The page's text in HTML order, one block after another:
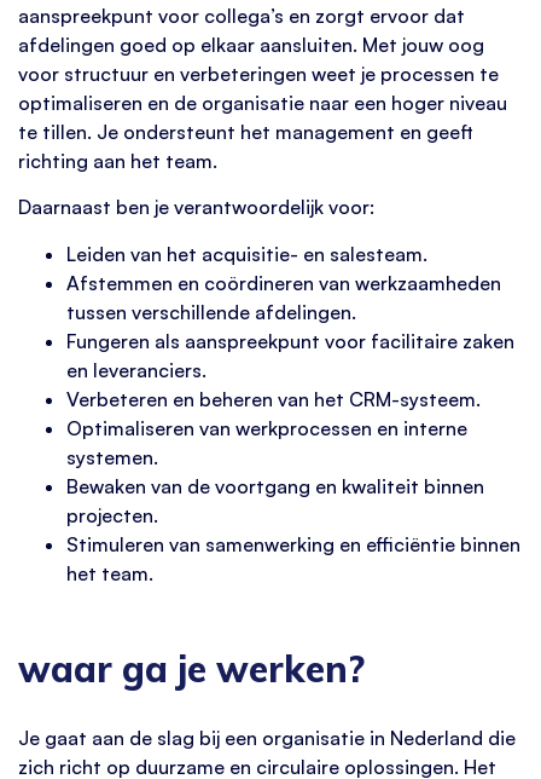
aanspreekpunt voor collega’s en zorgt ervoor dat
afdelingen goed op elkaar aansluiten. Met jouw oog
voor structuur en verbeteringen weet je processen te
optimaliseren en de organisatie naar een hoger niveau
te tillen. Je ondersteunt het management en geeft
richting aan het team.
Daarnaast ben je verantwoordelijk voor:
Leiden van het acquisitie- en salesteam.
Afstemmen en coördineren van werkzaamheden
tussen verschillende afdelingen.
Fungeren als aanspreekpunt voor facilitaire zaken
en leveranciers.
Verbeteren en beheren van het CRM-systeem.
Optimaliseren van werkprocessen en interne
systemen.
Bewaken van de voortgang en kwaliteit binnen
projecten.
Stimuleren van samenwerking en efficiëntie binnen
het team.
waar ga je werken?
Je gaat aan de slag bij een organisatie in Nederland die
zich richt op duurzame en circulaire oplossingen. Het